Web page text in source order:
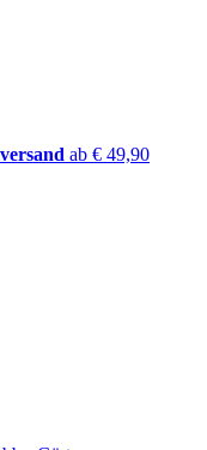
ab € 49,90